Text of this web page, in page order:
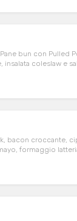
Pane bun con Pulled
insalata coleslaw e
bacon croccante,
formaggio